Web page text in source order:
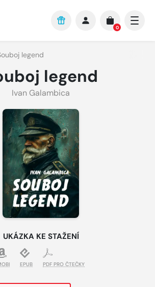
0
legend
legend
Ivan Galambica
UKÁZKA KE STAŽENÍ
EPUB PDF PRO ČTEČKY